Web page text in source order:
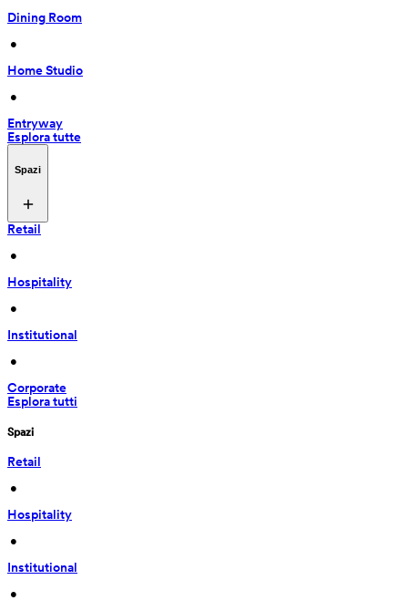
Dining Room
•
Home Studio
•
Entryway
Esplora tutte
Spazi
Retail
•
Hospitality
•
Institutional
•
Corporate
Esplora tutti
Spazi
Retail
•
Hospitality
•
Institutional
•